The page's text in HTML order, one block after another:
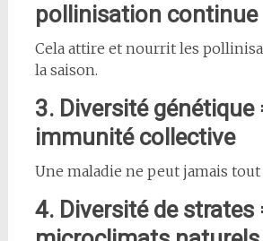
pollinisation continue
Cela attire et nourrit les
la saison.
3. Diversité génétique
immunité collective
Une maladie ne peut jamais
4. Diversité de strates